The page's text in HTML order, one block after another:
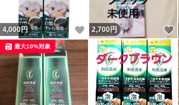
4,000円 いいね！
2,700円
最大10%対象